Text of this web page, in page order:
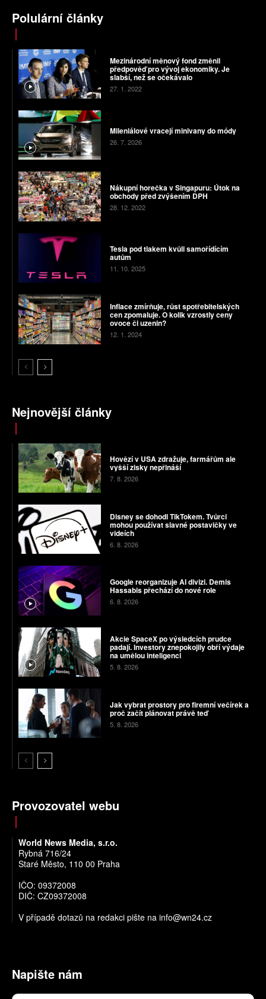
Polulární články
Mezinárodní měnový fond změnil
předpověď pro vývoj ekonomiky. Je
slabší, než se očekávalo
27. 1. 2022
Mileniálové vracejí minivany do módy
26. 7. 2026
Nákupní horečka v Singapuru: Útok na
obchody před zvýšením DPH
28. 12. 2022
Tesla pod tlakem kvůli samořídícím
autům
11. 10. 2025
Inflace zmírňuje, růst spotřebitelských
cen zpomaluje. O kolik vzrostly ceny
ovoce či uzenin?
12. 1. 2024
Nejnovější články
Hovězí v USA zdražuje, farmářům ale
vyšší zisky nepřináší
7. 8. 2026
Disney se dohodl TikTokem. Tvůrci
mohou používat slavné postavičky ve
videích
6. 8. 2026
Google reorganizuje AI divizi. Demis
Hassabis přechází do nové role
6. 8. 2026
Akcie SpaceX po výsledcích prudce
padají. Investory znepokojily obří výdaje
na umělou inteligenci
5. 8. 2026
Jak vybrat prostory pro firemní večírek a
proč začít plánovat právě teď
5. 8. 2026
Provozovatel webu
World News Media, s.r.o.
Rybná 716/24
Staré Město, 110 00 Praha
IČO: 09372008
DIČ: CZ09372008
V případě dotazů na redakci pište na info@wn24.cz
Napište nám